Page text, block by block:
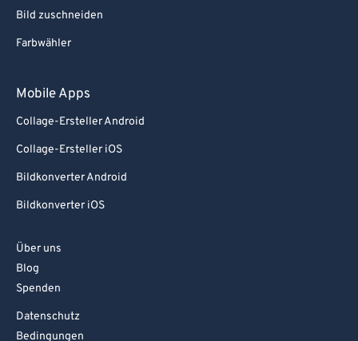
Bild zuschneiden
Farbwähler
Mobile Apps
Collage-Ersteller Android
Collage-Ersteller iOS
Bildkonverter Android
Bildkonverter iOS
Über uns
Blog
Spenden
Datenschutz
Bedingungen